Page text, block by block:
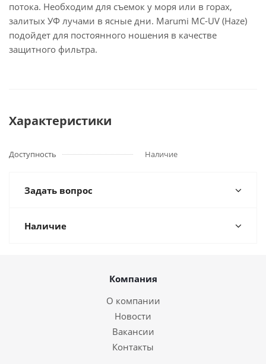
потока. Необходим для съемок у моря или в горах,
залитых УФ лучами в ясные дни. Marumi MC-UV (Haze)
подойдет для постоянного ношения в качестве
защитного фильтра.
Характеристики
Доступность Наличие
Задать вопрос
Наличие
Компания
О компании
Новости
Вакансии
Контакты